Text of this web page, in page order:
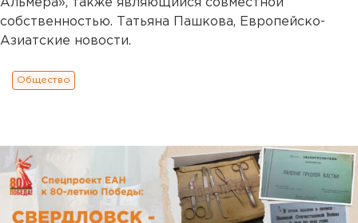
Альмера», также являющийся совместной
собственностью. Татьяна Пашкова, Европейско-
Азиатские новости.
Общество